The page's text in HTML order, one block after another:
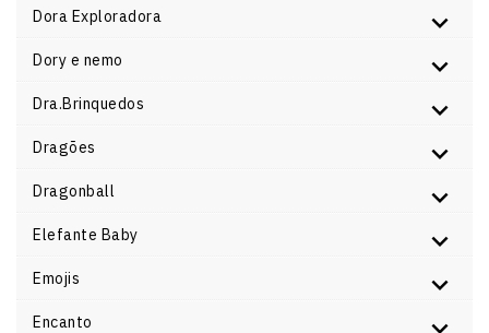
Dora Exploradora
Dory e nemo
Dra.Brinquedos
Dragões
Dragonball
Elefante Baby
Emojis
Encanto